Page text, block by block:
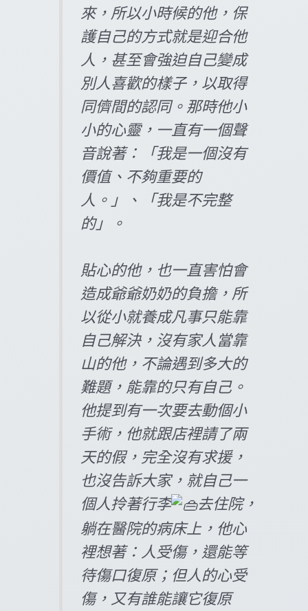
來，所以小時候的他，保
護自己的方式就是迎合他
人，甚至會強迫自己變成
別人喜歡的樣子，以取得
同儕間的認同。那時他小
小的心靈，一直有一個聲
音說著：「我是一個沒有
價值、不夠重要的
人。」、「我是不完整
的」。
貼心的他，也一直害怕會
造成爺爺奶奶的負擔，所
以從小就養成凡事只能靠
自己解決，沒有家人當靠
山的他，不論遇到多大的
難題，能靠的只有自己。
他提到有一次要去動個小
手術，他就跟店裡請了兩
天的假，完全沒有求援，
也沒告訴大家，就自己一
個人拎著行李
去住院，
躺在醫院的病床上，他心
裡想著：人受傷，還能等
待傷口復原；但人的心受
傷，又有誰能讓它復原